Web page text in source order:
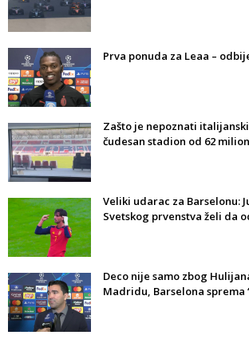
Prva ponuda za Leaa –
Zašto je nepoznati
čudesan stadion od 62
Veliki udarac za Barselonu:
Svetskog prvenstva želi da
Deco nije samo zbog
Madridu, Barselona sprema